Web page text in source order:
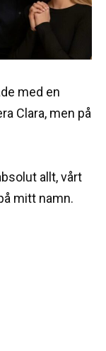
med en
Clara, men på
allt, vårt
mitt namn.